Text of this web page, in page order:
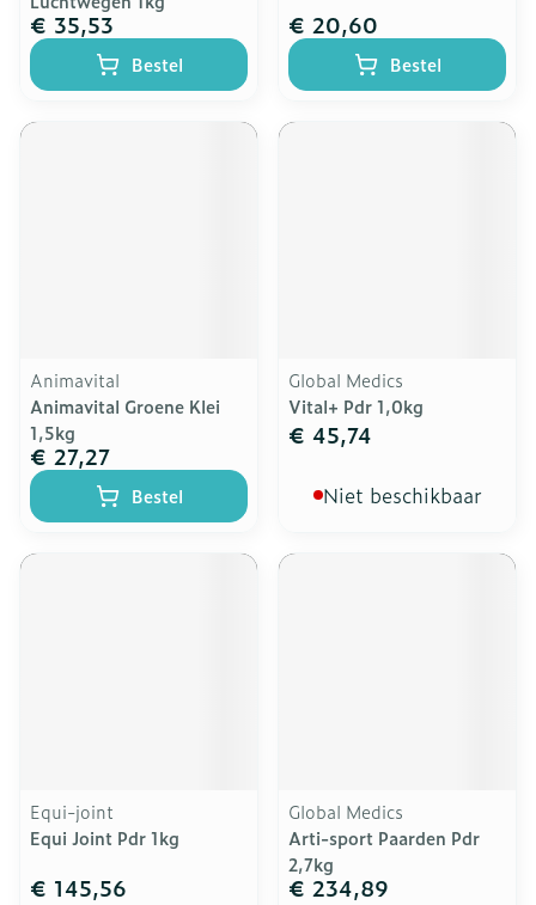
€ 35,53
Bestel
€ 20,60
Bestel
Animavital
Animavital Groene Klei
1,5kg
€ 27,27
Bestel
Global Medics
Vital+ Pdr 1,0kg
€ 45,74
Niet beschikbaar
Equi-joint
Equi Joint Pdr 1kg
€ 145,56
Global Medics
Arti-sport Paarden Pdr
2,7kg
€ 234,89